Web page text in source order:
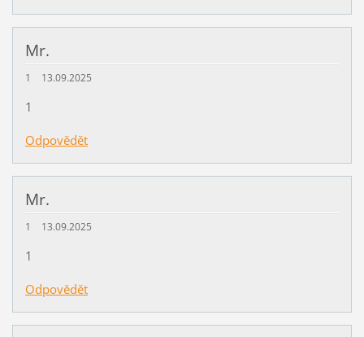
Mr.
1 13.09.2025
1
Odpovědět
Mr.
1 13.09.2025
1
Odpovědět